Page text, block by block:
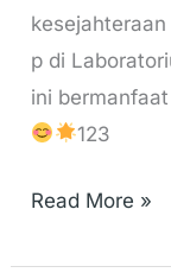
p di
ini
123
Read More »